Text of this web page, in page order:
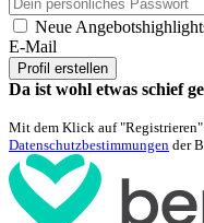
Neue
E-Mail
Profil erstellen
Da ist wohl etwas schief
Mit dem Klick auf
Datenschutzbestimmungen der